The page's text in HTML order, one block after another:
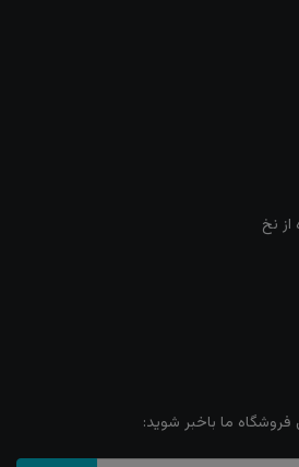
از نخ
ما باخبر شوید: